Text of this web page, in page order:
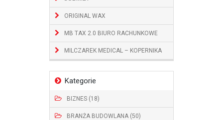
ORIGINAL WAX
MB TAX 2.0 BIURO RACHUNKOWE
MILCZAREK MEDICAL – KOPERNIKA
Kategorie
BIZNES (18)
BRANŻA BUDOWLANA (50)